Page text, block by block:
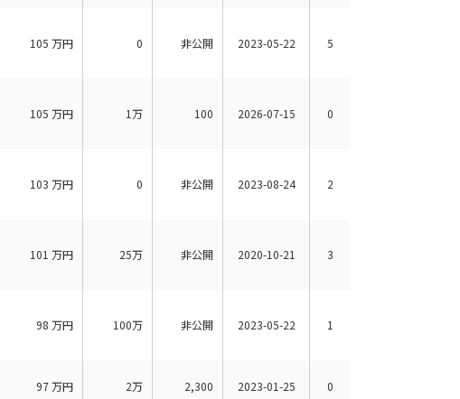
105 万円 0 非公開 2023-05-22 5
105 万円 1万 100 2026-07-15 0
103 万円 0 非公開 2023-08-24 2
101 万円 25万 非公開 2020-10-21 3
98 万円 100万 非公開 2023-05-22 1
97万円 2万 2,300 2023-01-25 0